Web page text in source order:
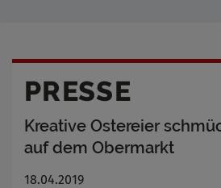
PRESSE
Kreative Ostereier
auf dem Obermarkt
18.04.2019